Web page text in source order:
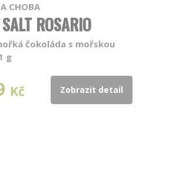
CHOBA
ROSARIO
čokoláda s mořskou
g
Kč Zobrazit detail